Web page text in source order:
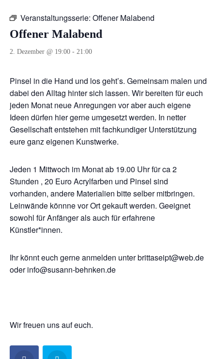
Veranstaltungsserie: Offener Malabend
Offener Malabend
2. Dezember @ 19:00 - 21:00
Pinsel in die Hand und los geht’s. Gemeinsam malen und
dabei den Alltag hinter sich lassen. Wir bereiten für euch
jeden Monat neue Anregungen vor aber auch eigene
Ideen dürfen hier gerne umgesetzt werden. In netter
Gesellschaft entstehen mit fachkundiger Unterstützung
eure ganz eigenen Kunstwerke.
Jeden 1 Mittwoch im Monat ab 19.00 Uhr für ca 2
Stunden , 20 Euro Acrylfarben und Pinsel sind
vorhanden, andere Materialien bitte selber mitbringen.
Leinwände könnne vor Ort gekauft werden. Geeignet
sowohl für Anfänger als auch für erfahrene
Künstler*innen.
Ihr könnt euch gerne anmelden unter brittaseipt@web.de
oder info@susann-behnken.de
Wir freuen uns auf euch.